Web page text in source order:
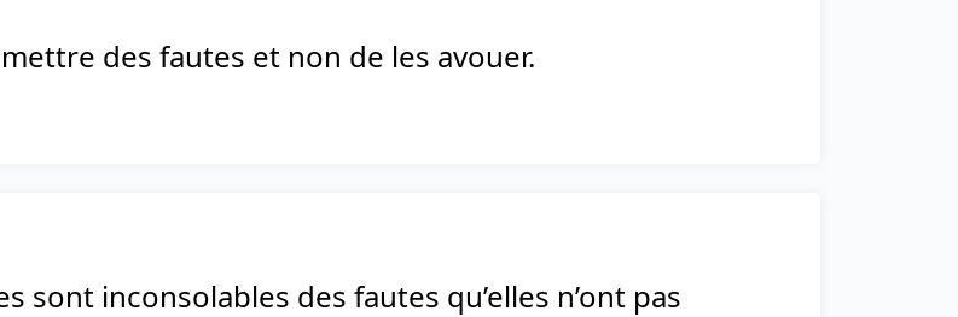
des fautes et non de les avouer.
sont inconsolables des fautes qu’elles n’ont pas